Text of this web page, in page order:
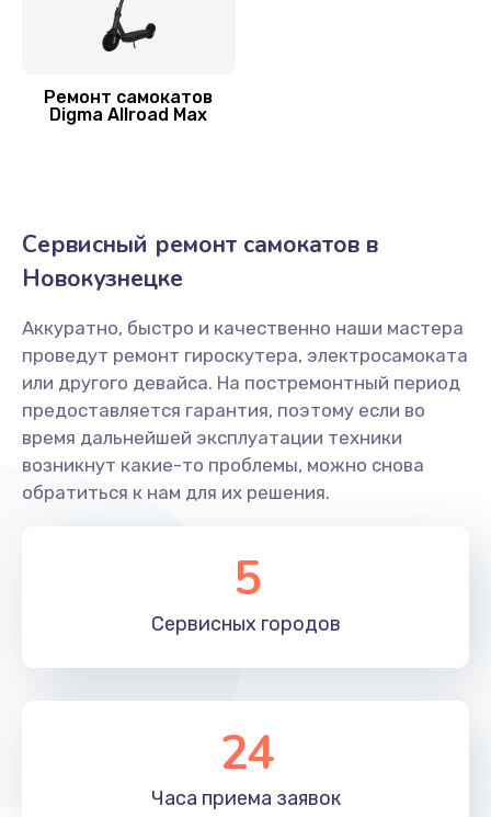
400 руб.
Ремонт самокатов
Digma Allroad Max
Сервисный ремонт самокатов в
Новокузнецке
Аккуратно, быстро и качественно наши мастера
проведут ремонт гироскутера, электросамоката
или другого девайса. На постремонтный период
предоставляется гарантия, поэтому если во
время дальнейшей эксплуатации техники
возникнут какие-то проблемы, можно снова
обратиться к нам для их решения.
5
Сервисных городов
24
Часа приема заявок